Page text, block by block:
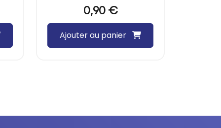
0,90 €
Ajouter au panier